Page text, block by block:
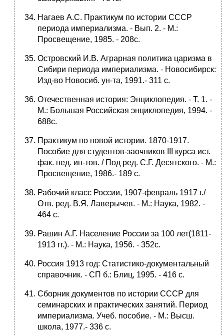
Нагаев А.С. Практикум по истории СССР
периода империализма. - Вып. 2. - М.:
Просвещение, 1985. - 208с.
Островский И.В. Аграрная политика царизма в
Сибири периода империализма. - Новосибирск:
Изд-во Новосиб. ун-та, 1991.- 311 с.
Отечественная история: Энциклопедия. - Т. 1. -
М.: Большая Российская энциклопедия, 1994. -
688с.
Практикум по новой истории. 1870-1917.
Пособие для студентов-заочников III курса ист.
фак. пед. ин-тов. / Под ред. С.Г. Десятского. - М.:
Просвещение, 1986.- 189 с.
Рабочий класс России, 1907-февраль 1917 г./
Отв. ред. В.Я. Лаверычев. - М.: Наука, 1982. -
464 с.
Рашин А.Г. Население России за 100 лет(1811-
1913 гг.). - М.: Наука, 1956. - 352с.
Россия 1913 год: Статистико-документальный
справочник. - СП б.: Блиц, 1995. - 416 с.
Сборник документов по истории СССР для
семинарских и практических занятий. Период
империализма. Учеб. пособие. - М.: Высш.
школа, 1977.- 336 с.